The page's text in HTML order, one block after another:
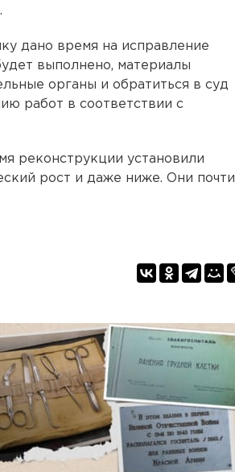
дано время на исправление
выполнено, материалы
органы и обратиться в суд
работ в соответствии с
реконструкции установили
рост и даже ниже. Они почти